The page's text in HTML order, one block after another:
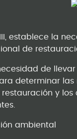
III, establece la
de
de
determinar
y
ambiental